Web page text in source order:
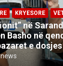
KRYESORE
në
Basho në
e